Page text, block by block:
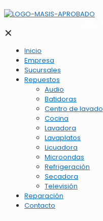
✕
Inicio
Empresa
Sucursales
Repuestos
Audio
Batidoras
Centro de lavado
Cocina
Lavadora
Lavaplatos
Licuadora
Microondas
Refrigeración
Secadora
Televisión
Reparación
Contacto